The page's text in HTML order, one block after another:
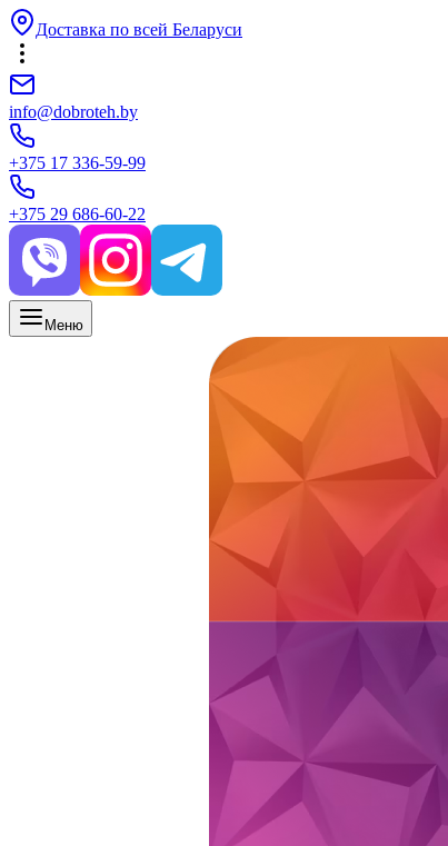
Доставка по всей Беларуси
info@dobroteh.by
+375 17 336-59-99
+375 29 686-60-22
Меню